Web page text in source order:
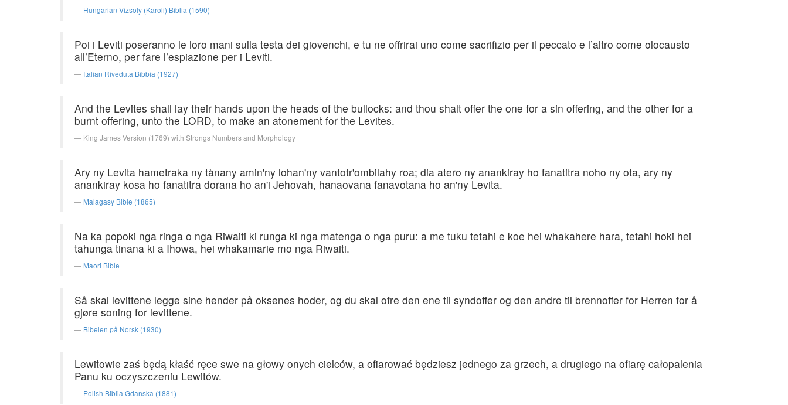
Hungarian Vizsoly (Karoli) Biblia (1590)
Poi i Leviti poseranno le loro mani sulla testa dei giovenchi, e tu ne offrirai uno come sacrifizio per il peccato e l’altro come olocausto
all’Eterno, per fare l’espiazione per i Leviti.
Italian Riveduta Bibbia (1927)
And the Levites shall lay their hands upon the heads of the bullocks: and thou shalt offer the one for a sin offering, and the other for a
burnt offering, unto the LORD, to make an atonement for the Levites.
King James Version (1769) with Strongs Numbers and Morphology
Ary ny Levita hametraka ny tànany amin'ny lohan'ny vantotr'ombilahy roa; dia atero ny anankiray ho fanatitra noho ny ota, ary ny
anankiray kosa ho fanatitra dorana ho an'i Jehovah, hanaovana fanavotana ho an'ny Levita.
Malagasy Bible (1865)
Na ka popoki nga ringa o nga Riwaiti ki runga ki nga matenga o nga puru: a me tuku tetahi e koe hei whakahere hara, tetahi hoki hei
tahunga tinana ki a Ihowa, hei whakamarie mo nga Riwaiti.
Maori Bible
Så skal levittene legge sine hender på oksenes hoder, og du skal ofre den ene til syndoffer og den andre til brennoffer for Herren for å
gjøre soning for levittene.
Bibelen på Norsk (1930)
Lewitowie zaś będą kłaść ręce swe na głowy onych cielców, a ofiarować będziesz jednego za grzech, a drugiego na ofiarę całopalenia
Panu ku oczyszczeniu Lewitów.
Polish Biblia Gdanska (1881)